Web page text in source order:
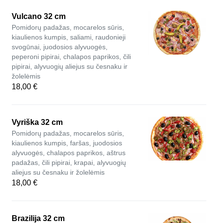
Vulcano 32 cm
Pomidorų padažas, mocarelos sūris,
kiaulienos kumpis, saliami, raudonieji
svogūnai, juodosios alyvuogės,
peperoni pipirai, chalapos paprikos, čili
pipirai, alyvuogių aliejus su česnaku ir
žolelėmis
18,00 €
Vyriška 32 cm
Pomidorų padažas, mocarelos sūris,
kiaulienos kumpis, faršas, juodosios
alyvuogės, chalapos paprikos, aštrus
padažas, čili pipirai, krapai, alyvuogių
aliejus su česnaku ir žolelėmis
18,00 €
Brazilija 32 cm